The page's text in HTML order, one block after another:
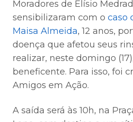
Moradores de Elísio
sensibilizaram com ocaso
Maisa Almeida, 12 anos,
doença que afetou seus
realizar, neste domingo
beneficente. Para isso, foi
Amigos em Ação.
A saída será às 10h, na